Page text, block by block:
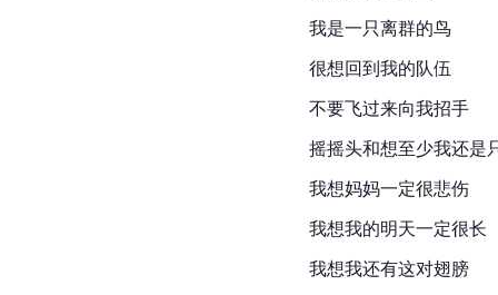
我是一只离群的鸟
很想回到我的队伍
不要飞过来向我招手
摇摇头和想至少我还是
我想妈妈一定很悲伤
我想我的明天一定很长
我想我还有这对翅膀